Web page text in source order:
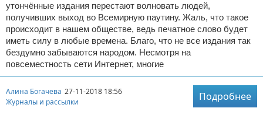
утончённые издания перестают волновать людей,
получивших выход во Всемирную паутину. Жаль, что такое
происходит в нашем обществе, ведь печатное слово будет
иметь силу в любые времена. Благо, что не все издания так
бездумно забываются народом. Несмотря на
повсеместность сети Интернет, многие
Алина Богачева 27-11-2018 18:56
Журналы и рассылки
Подробнее